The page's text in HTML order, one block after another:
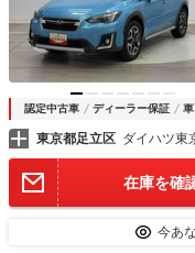
認定中古車 ディーラー保証
東京都足立区 ダイハツ
在庫を確
今あ